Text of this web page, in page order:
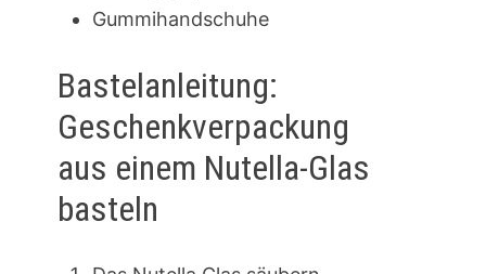
Gummihandschuhe
Bastelanleitung:
Geschenkverpackung
aus einem Nutella-Glas
basteln